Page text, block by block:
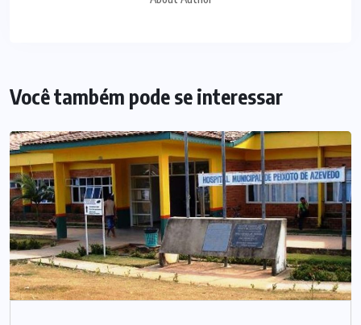
Você também pode se interessar